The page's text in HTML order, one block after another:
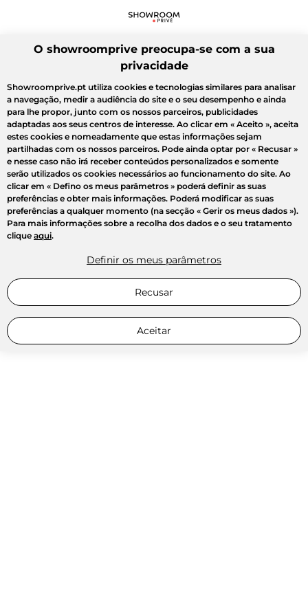
O showroomprive preocupa-se com a sua
privacidade
Showroomprive.pt utiliza cookies e tecnologias similares para analisar
a navegação, medir a audiência do site e o seu desempenho e ainda
para lhe propor, junto com os nossos parceiros, publicidades
adaptadas aos seus centros de interesse. Ao clicar em « Aceito », aceita
estes cookies e nomeadamente que estas informações sejam
partilhadas com os nossos parceiros. Pode ainda optar por « Recusar »
e nesse caso não irá receber conteúdos personalizados e somente
serão utilizados os cookies necessários ao funcionamento do site. Ao
clicar em « Defino os meus parâmetros » poderá definir as suas
preferências e obter mais informações. Poderá modificar as suas
preferências a qualquer momento (na secção « Gerir os meus dados »).
Para mais informações sobre a recolha dos dados e o seu tratamento
clique aqui.
Definir os meus parâmetros
Recusar
Aceitar